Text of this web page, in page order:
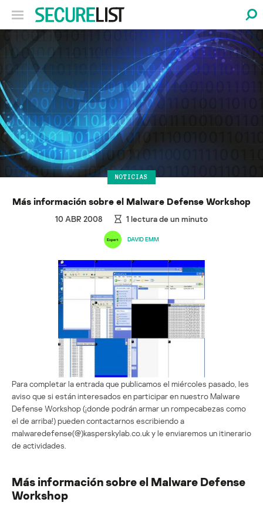
NOTICIAS
Más información sobre el Malware Defense Workshop
10 ABR 2008 1 lectura de un minuto
DAVID EMM
Para completar la entrada que publicamos el miércoles pasado, les
aviso que si están interesados en participar en nuestro Malware
Defense Workshop (¡donde podrán armar un rompecabezas como
el de arriba!) pueden contactarnos escribiendo a
malwaredefense(@)kasperskylab.co.uk y le enviaremos un itinerario
de actividades.
Más información sobre el Malware Defense
Workshop